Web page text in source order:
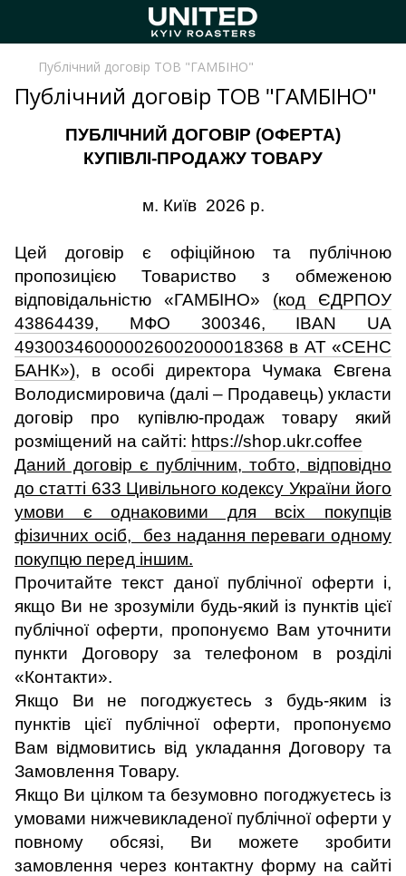
Публічний договір ТОВ "ГАМБІНО"
Публічний договір ТОВ "ГАМБІНО"
ПУБЛІЧНИЙ ДОГОВІР (ОФЕРТА)
КУПІВЛІ-ПРОДАЖУ ТОВАРУ
м. Київ 2026 р.
Цей договір є офіційною та публічною
пропозицією Товариство з обмеженою
відповідальністю «ГАМБІНО» (код ЄДРПОУ
43864439, МФО 300346, IBAN UA
493003460000026002000018368 в АТ «СЕНС
БАНК»), в особі директора Чумака Євгена
Володисмировича (далі – Продавець) укласти
договір про купівлю-продаж товару який
розміщений на сайті: https://shop.ukr.coffee
Даний договір є публічним, тобто, відповідно
до статті 633 Цивільного кодексу України його
умови є однаковими для всіх покупців
фізичних осіб, без надання переваги одному
покупцю перед іншим.
Прочитайте текст даної публічної оферти і,
якщо Ви не зрозуміли будь-який із пунктів цієї
публічної оферти, пропонуємо Вам уточнити
пункти Договору за телефоном в розділі
«Контакти».
Якщо Ви не погоджуєтесь з будь-яким із
пунктів цієї публічної оферти, пропонуємо
Вам відмовитись від укладання Договору та
Замовлення Товару.
Якщо Ви цілком та безумовно погоджуєтесь із
умовами нижчевикладеної публічної оферти у
повному обсязі, Ви можете зробити
замовлення через контактну форму на сайті